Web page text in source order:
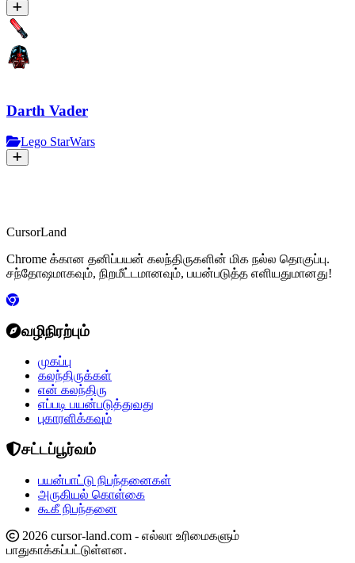
Darth Vader
Lego StarWars
CursorLand
Chrome க்கான தனிப்பயன் கலந்திருகளின் மிக நல்ல தொகுப்பு.
சந்தோஷமாகவும், நிறமீட்டமானவும், பயன்படுத்த எளியதுமானது!
வழிநிரற்பும்
முகப்பு
கலந்திருக்கள்
என் கலந்திரு
எப்படி பயன்படுத்துவது
புகாரளிக்கவும்
சட்டப்பூர்வம்
பயன்பாட்டு நிபந்தனைகள்
அருகியல் கொள்கை
கூகீ நிபந்தனை
2026 cursor-land.com - எல்லா உரிமைகளும்
பாதுகாக்கப்பட்டுள்ளன.